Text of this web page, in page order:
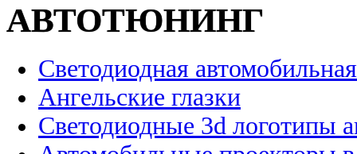
АВТОТЮНИНГ
Светодиодная
Ангельские глазки
Светодиодные 3d логотипы